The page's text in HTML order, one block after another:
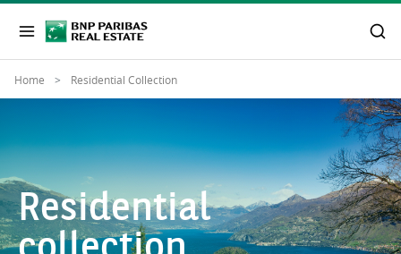
Home Residential Collection
Residential